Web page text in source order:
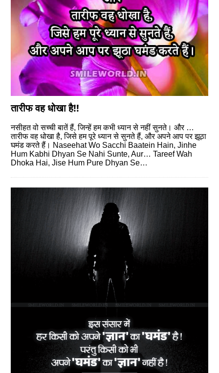
तारीफ वह धोखा है!!
नसीहत वो सच्ची बातें हैं, जिन्हें हम कभी ध्यान से नहीं सुनते। और …
तारीफ वह धोखा है, जिसे हम पूरे ध्यान से सुनते हैं, और अपने आप पर झूठा
घमंड करते हैं। Naseehat Wo Sacchi Baatein Hain, Jinhe
Hum Kabhi Dhyan Se Nahi Sunte, Aur… Tareef Wah
Dhoka Hai, Jise Hum Pure Dhyan Se…